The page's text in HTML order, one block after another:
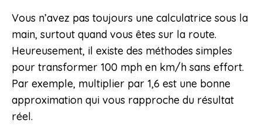
Vous n’avez pas toujours une calculatrice sous la
main, surtout quand vous êtes sur la route.
Heureusement, il existe des méthodes simples
pour transformer 100 mph en km/h sans effort.
Par exemple, multiplier par 1,6 est une bonne
approximation qui vous rapproche du résultat
réel.